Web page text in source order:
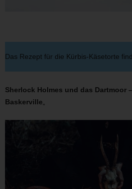
Das Rezept für die Kürbis-Käsetorte
Sherlock Holmes und das Dartmoor
Baskerville